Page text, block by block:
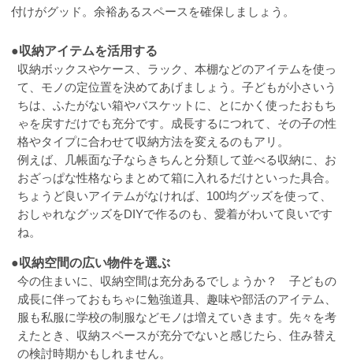
付けがグッド。余裕あるスペースを確保しましょう。
●収納アイテムを活用する
収納ボックスやケース、ラック、本棚などのアイテムを使っ
て、モノの定位置を決めてあげましょう。子どもが小さいう
ちは、ふたがない箱やバスケットに、とにかく使ったおもち
ゃを戻すだけでも充分です。成長するにつれて、その子の性
格やタイプに合わせて収納方法を変えるのもアリ。
例えば、几帳面な子ならきちんと分類して並べる収納に、お
おざっぱな性格ならまとめて箱に入れるだけといった具合。
ちょうど良いアイテムがなければ、100均グッズを使って、
おしゃれなグッズをDIYで作るのも、愛着がわいて良いです
ね。
●収納空間の広い物件を選ぶ
今の住まいに、収納空間は充分あるでしょうか？ 子どもの
成長に伴っておもちゃに勉強道具、趣味や部活のアイテム、
服も私服に学校の制服などモノは増えていきます。先々を考
えたとき、収納スペースが充分でないと感じたら、住み替え
の検討時期かもしれません。